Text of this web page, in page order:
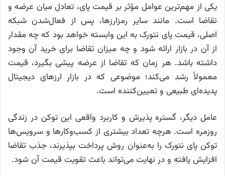
یکی از مهم‌ترین عوامل مؤثر بر قیمت پای، تعادل میان عرضه و
تقاضا است. مانند سایر رمزارزها، پس از فعال‌شدن شبکه
اصلی، قیمت پای نتورک به این وابسته خواهد بود که چه مقدار
از آن در بازار ارائه شود و چه میزان تقاضا برای خرید آن وجود
داشته باشد. هر زمان که تقاضا از عرضه پیشی بگیرد، قیمت
معمولاً رشد می‌کند؛ موضوعی که در بازار ارزهای دیجیتال
پدیده‌ای طبیعی و تعیین‌کننده است.
عامل دیگر، گستره پذیرش و کاربرد واقعی این توکن در زندگی
روزمره است. هرچه تعداد بیشتری از کسب‌وکارها و سرویس‌ها
توکن پای نتورک را به‌عنوان روش پرداخت بپذیرند، جذب تقاضا
افزایش یافته و در نهایت می‌تواند باعث تقویت قیمت آن شود.